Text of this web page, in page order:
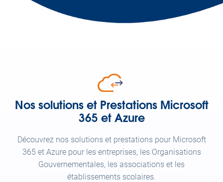
Nos solutions et Prestations Microsoft
365 et Azure
Découvrez nos solutions et prestations pour Microsoft
365 et Azure pour les entreprises, les Organisations
Gouvernementales, les associations et les
établissements scolaires.